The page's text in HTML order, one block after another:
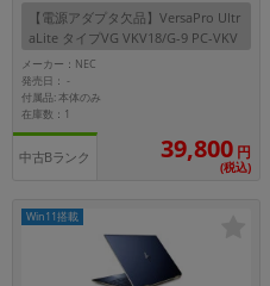
【電源アダプタ欠品】VersaPro Ultr
aLite タイプVG VKV18/G-9 PC-VKV
18GZG9【Core i7(1.8GHz)/16GB/25
6GB SSD/Win11Pro】
メーカー：NEC
発売日：-
付属品: 本体のみ
在庫数：1
中古Bランク 39,800 円
(税込)
Win11搭載
Core i7
OS
OSの絞り込み
Win 11